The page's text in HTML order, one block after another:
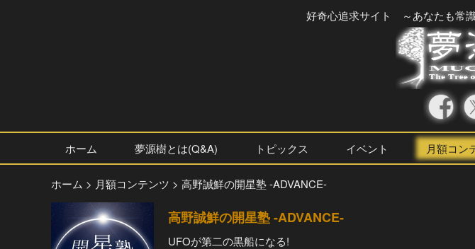
好奇心追求サイト ～あなたも常
ホーム 夢源樹とは(Q&A) トピックス イベント 月額コン
ホーム > 月額コンテンツ > 高野誠鮮の開星塾 -ADVANCE-
高野誠鮮の開星塾 -ADVANCE-
UFOが第二の黒船になる!